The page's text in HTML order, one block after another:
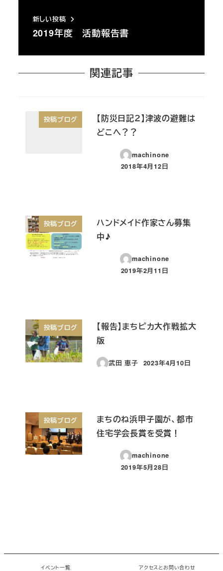
新しい投稿
2019年度 活動報告書
関連記事
投稿ブログ
【防災日記２】津波の避難は
どこへ？？
machinone
投稿日
2018年4月12日
投稿ブログ
ハンドメイド作家さん募集
中♪
machinone
投稿日
2019年2月11日
投稿ブログ
【報告】まちピカ大作戦拡大
版
武田 恵子
投稿日
2023年4月10日
投稿ブログ
まちのね浜甲子園が、都市
住宅学会長賞を受賞！
machinone
投稿日
2019年5月28日
© 2026 chiMe Paper. All rights reserved.
イベント一覧 アクセスとお問い合わせ